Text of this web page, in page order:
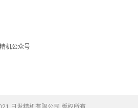
机公众号